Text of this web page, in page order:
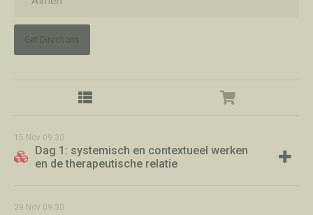
Get Directions
15 Nov 09:30
Dag 1: systemisch en contextueel werken
en de therapeutische relatie
29 Nov 09:30